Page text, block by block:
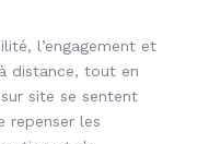
l’engagement et
distance, tout en
site se sentent
repenser les